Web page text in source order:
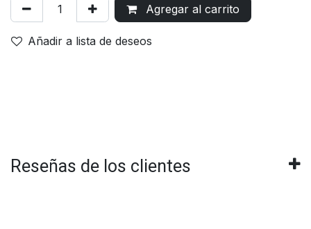
Agregar al carrito
Añadir a lista de deseos
Reseñas de los clientes